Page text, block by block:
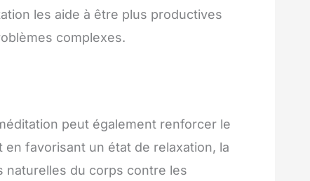
les aide à être plus productives
complexes.
peut également renforcer le
favorisant un état de relaxation, la
naturelles du corps contre les